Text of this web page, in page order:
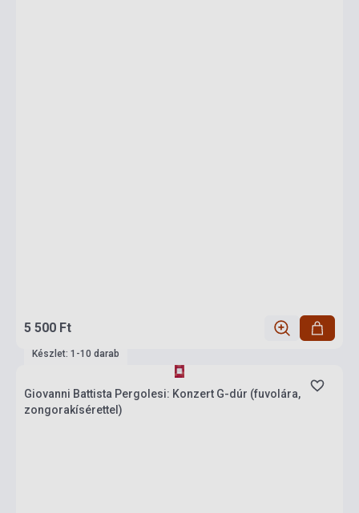
5 500 Ft
Készlet: 1-10 darab
Giovanni Battista Pergolesi: Konzert G-dúr (fuvolára,
zongorakísérettel)